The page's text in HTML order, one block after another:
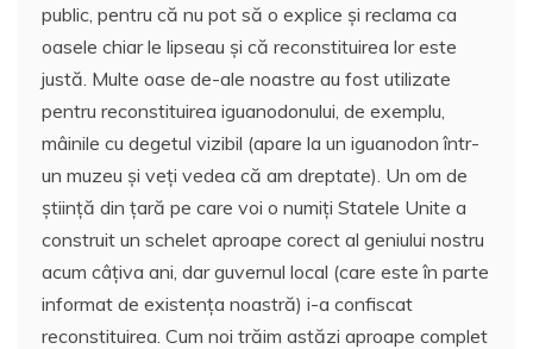
public, pentru că nu pot să o explice și reclama ca
oasele chiar le lipseau și că reconstituirea lor este
justă. Multe oase de-ale noastre au fost utilizate
pentru reconstituirea iguanodonului, de exemplu,
mâinile cu degetul vizibil (apare la un iguanodon într-
un muzeu și veți vedea că am dreptate). Un om de
știință din țară pe care voi o numiți Statele Unite a
construit un schelet aproape corect al geniului nostru
acum câțiva ani, dar guvernul local (care este în parte
informat de existența noastră) i-a confiscat
reconstituirea. Cum noi trăim astăzi aproape complet